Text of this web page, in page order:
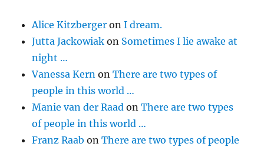
Alice Kitzberger onI dream.
Jutta Jackowiak on Sometimes I lie awake at
night …
Vanessa Kern onThere are two types of
people in this world …
Manie van der Raad onThere are two types
of people in this world …
Franz Raab onThere are two types of people